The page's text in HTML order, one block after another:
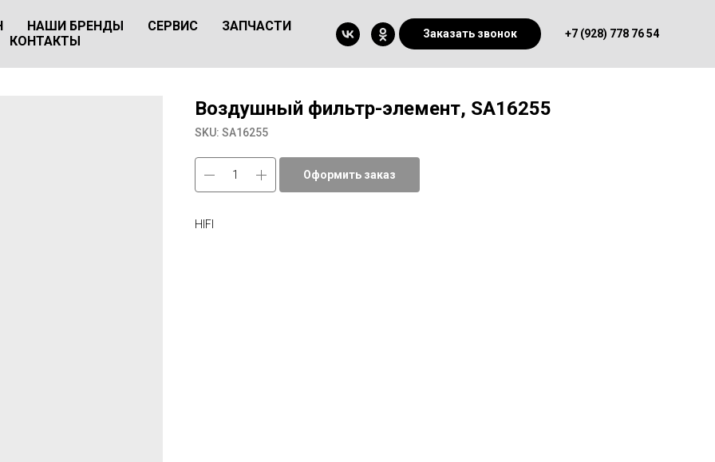
НАШИ БРЕНДЫ СЕРВИС
ЗАПЧАСТИ
КОНТАКТЫ
Заказать звонок +7 (928) 778 76 54
Воздушный фильтр-элемент, SA16255
SKU: SA16255
Оформить заказ
HIFI